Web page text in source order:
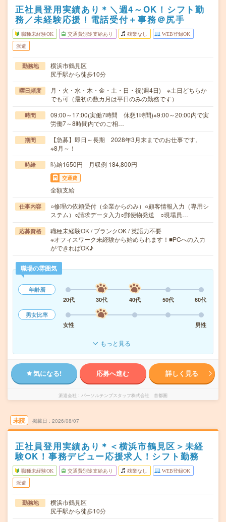
正社員登用実績あり＊＼週4～OK！シフト勤
務／未経験応援！電話受付＋事務＠尻手
職種未経験OK 交通費別途支給あり 残業なし WEB登録OK
派遣
勤務地
横浜市鶴見区
尻手駅から徒歩10分
曜日頻度
月・火・水・木・金・土・日・祝(週4日) ※土日どちらか
でも可（最初の数カ月は平日のみの勤務です）
時間
09:00～17:00(実働7時間 休憩1時間)※9:00～20:00内で実
労働7～8時間内でのご相…
期間
【急募】即日～長期 2028年3月末までのお仕事です。
※8月～！
時給 時給1650円 月収例 184,800円
交通費
全額支給
仕事内容
○修理の依頼受付（企業からのみ）○顧客情報入力（専用シ
ステム）○請求データ入力○郵便物発送 ○現場員…
応募資格
職種未経験OK / ブランクOK / 英語力不要
※オフィスワーク未経験から始められます！■PCへの入力
ができればOK♪
職場の雰囲気
年齢層
20代
30代 40代 50代
60代
男女比率
女性
男性
もっと見る
気になる! 応募へ進む 詳しく見る
派遣会社 パーソルテンプスタッフ株式会社 首都圏
未読 掲載日 2026/08/07
正社員登用実績あり＊＜横浜市鶴見区＞未経
験OK！事務デビュー応援求人！シフト勤務
職種未経験OK 交通費別途支給あり 残業なし WEB登録OK
派遣
勤務地
横浜市鶴見区
尻手駅から徒歩10分